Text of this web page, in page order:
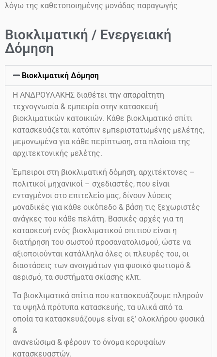
λόγω της καθετοποιημένης μονάδας παραγωγής
Βιοκλιματική / Ενεργειακή
Δόμηση
Βιοκλιματική Δόμηση
Η ΑΝΔΡΟΥΛΑΚΗΣ διαθέτει την απαραίτητη
τεχνογνωσία & εμπειρία στην κατασκευή
βιοκλιματικών κατοικιών. Κάθε βιοκλιματικό σπίτι
κατασκευάζεται κατόπιν εμπεριστατωμένης μελέτης,
μεμονωμένα για κάθε περίπτωση, στα πλαίσια της
αρχιτεκτονικής μελέτης.
Έμπειροι στη βιοκλιματική δόμηση, αρχιτέκτονες –
πολιτικοί μηχανικοί – σχεδιαστές, που είναι
ενταγμένοι στο επιτελείο μας, δίνουν λύσεις
μοναδικές για κάθε οικόπεδο & βάση τις ξεχωριστές
ανάγκες του κάθε πελάτη. Βασικές αρχές για τη
κατασκευή ενός βιοκλιματικού σπιτιού είναι η
διατήρηση του σωστού προσανατολισμού, ώστε να
αξιοποιούνται κατάλληλα όλες οι πλευρές του, οι
διαστάσεις των ανοιγμάτων για φυσικό φωτισμό &
αερισμό, τα συστήματα σκίασης κλπ.
Τα βιοκλιματικά σπίτια που κατασκευάζουμε πληρούν
τα υψηλά πρότυπα κατασκευής, τα υλικά από τα
οποία τα κατασκευάζουμε είναι εξ’ ολοκλήρου φυσικά
&
ανανεώσιμα & φέρουν το όνομα κορυφαίων
κατασκευαστών.